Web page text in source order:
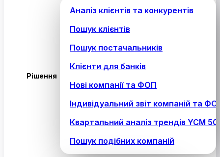
Рішення
Аналіз клієнтів та конкурентів
Пошук клієнтів
Пошук постачальників
Клієнти для банків
Нові компанії та ФОП
Індивідуальний звіт компаній та
Квартальний аналіз трендів YCM
Пошук подібних компаній